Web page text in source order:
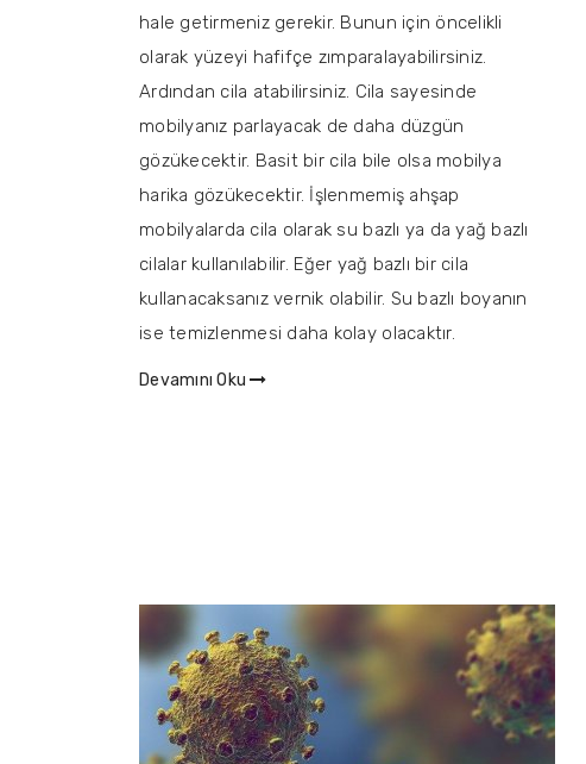
hale getirmeniz gerekir. Bunun için öncelikli
olarak yüzeyi hafifçe zımparalayabilirsiniz.
Ardından cila atabilirsiniz. Cila sayesinde
mobilyanız parlayacak de daha düzgün
gözükecektir. Basit bir cila bile olsa mobilya
harika gözükecektir. İşlenmemiş ahşap
mobilyalarda cila olarak su bazlı ya da yağ bazlı
cilalar kullanılabilir. Eğer yağ bazlı bir cila
kullanacaksanız vernik olabilir. Su bazlı boyanın
ise temizlenmesi daha kolay olacaktır.
Devamını Oku